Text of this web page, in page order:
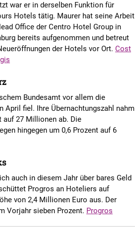
war er in derselben Funktion für
Hotels tätig. Maurer hat seine Arbeit
Office der Centro Hotel Group in
bereits aufgenommen und betreut
der Hotels vor Ort. Cost
Bundesamt vor allem die
April fiel. Ihre Übernachtungszahl nahm
auf 27 Millionen ab. Die
hingegen um 0,6 Prozent auf 6
auch in diesem Jahr über bares Geld
Progros an Hoteliers auf
von 2,4 Millionen Euro aus. Der
Vorjahr sieben Prozent. Progros